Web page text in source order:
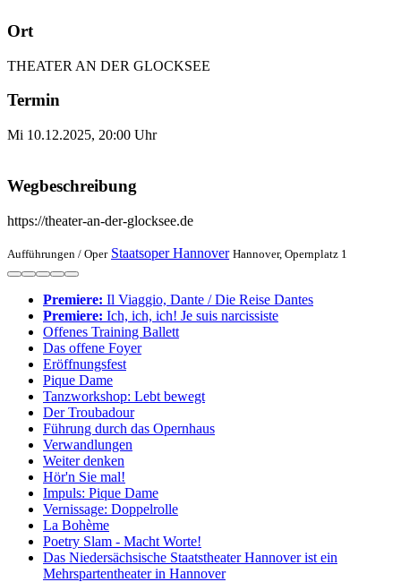
Ort
THEATER AN DER GLOCKSEE
Termin
Mi 10.12.2025, 20:00 Uhr
Wegbeschreibung
https://theater-an-der-glocksee.de
Aufführungen / Oper Staatsoper Hannover Hannover, Opernplatz 1
Premiere: Il Viaggio, Dante / Die Reise Dantes
Premiere: Ich, ich, ich! Je suis narcissiste
Offenes Training Ballett
Das offene Foyer
Eröffnungsfest
Pique Dame
Tanzworkshop: Lebt bewegt
Der Troubadour
Führung durch das Opernhaus
Verwandlungen
Weiter denken
Hör'n Sie mal!
Impuls: Pique Dame
Vernissage: Doppelrolle
La Bohème
Poetry Slam - Macht Worte!
Das Niedersächsische Staatstheater Hannover ist ein
Mehrspartentheater in Hannover